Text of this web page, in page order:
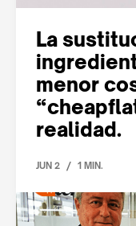
La
menor
realidad.
JUN 2 / 1 MIN.